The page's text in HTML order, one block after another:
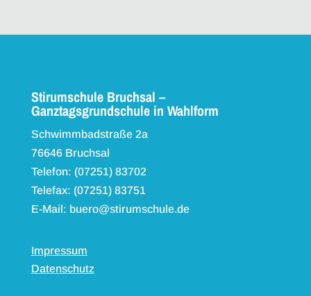
Stirumschule Bruchsal –
Ganztagsgrundschule in Wahlform
Schwimmbadstraße 2a
76646 Bruchsal
Telefon: (07251) 83702
Telefax: (07251) 83751
E-Mail: buero@stirumschule.de
Impressum
Datenschutz